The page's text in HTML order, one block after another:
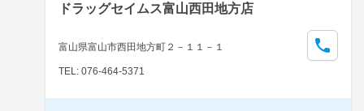
ドラッグセイムス富山西田地方店
富山県富山市西田地方町２－１１－１
TEL: 076-464-5371